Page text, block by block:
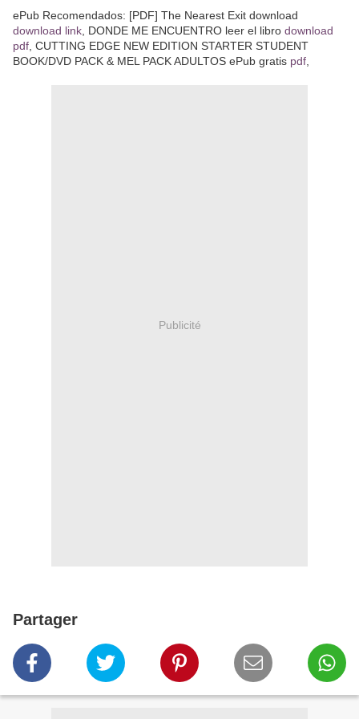
ePub Recomendados: [PDF] The Nearest Exit download
download link , DONDE ME ENCUENTRO leer el libro download
pdf , CUTTING EDGE NEW EDITION STARTER STUDENT
BOOK/DVD PACK & MEL PACK ADULTOS ePub gratis pdf
Publicité
Partager